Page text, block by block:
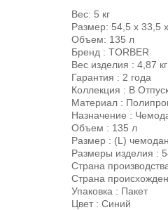
Вес: 5 кг
Размер: 54,5 х 33,5
Объем: 135 л
Бренд : TORBER
Вес изделия : 4,87 кг
Гарантия : 2 года
Коллекция : В
Материал :
Назначение :
Объем : 135 л
Размер : (L)
Размеры изделия :
Страна
Страна
Упаковка : Пакет
Цвет : Синий